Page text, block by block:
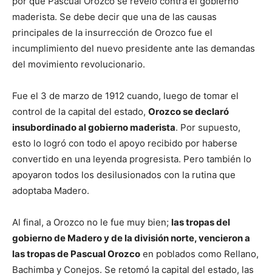
maderista. Se debe decir que una de las causas
principales de la insurrección de Orozco fue el
incumplimiento del nuevo presidente ante las demandas
del movimiento revolucionario.
Fue el 3 de marzo de 1912 cuando, luego de tomar el
control de la capital del estado, Orozco se declaró
insubordinado al gobierno maderista. Por supuesto,
esto lo logró con todo el apoyo recibido por haberse
convertido en una leyenda progresista. Pero también lo
apoyaron todos los desilusionados con la rutina que
adoptaba Madero.
Al final, a Orozco no le fue muy bien; las tropas del
gobierno de Madero y de la división norte, vencieron a
las tropas de Pascual Orozco en poblados como Rellano,
Bachimba y Conejos. Se retomó la capital del estado, las